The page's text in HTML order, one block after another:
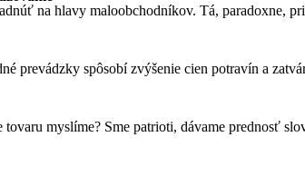
na hlavy maloobchodníkov. Tá, paradoxne,
prevádzky spôsobí zvýšenie cien potravín a
myslíme? Sme patrioti, dávame prednosť